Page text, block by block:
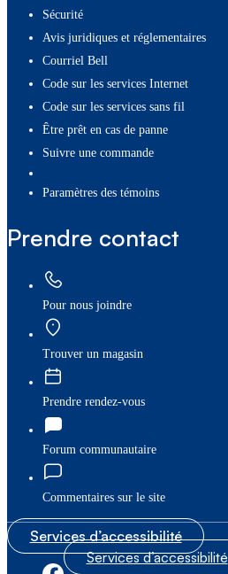
Sécurité
Avis juridiques et réglementaires
Courriel Bell
Code sur les services Internet
Code sur les services sans fil
Être prêt en cas de panne
Suivre une commande
paramètres des témoins
Prendre contact
Pour nous joindre
Trouver un magasin
Prendre rendez-vous
Forum communautaire
Commentaires sur le site
Services d’accessibilité
Services d’accessibilité